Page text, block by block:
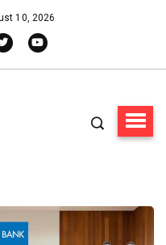
10, 2026